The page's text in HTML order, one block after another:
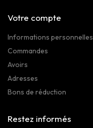
Votre compte
Informations personnelles
Commandes
Avoirs
Adresses
Bons de réduction
Restez informés